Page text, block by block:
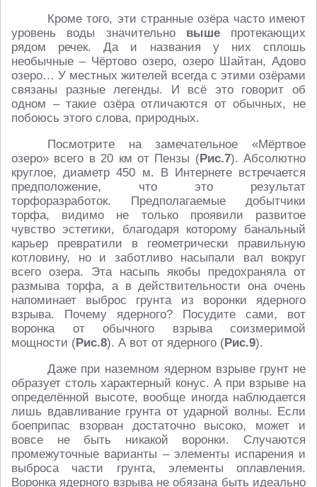
Кроме того, эти странные озёра часто имеют
уровень воды значительно вышепротекающих
рядом речек. Да и названия у них сплошь
необычные – Чёртово озеро, озеро Шайтан, Адово
озеро… У местных жителей всегда с этими озёрами
связаны разные легенды. И всё это говорит об
одном – такие озёра отличаются от обычных, не
побоюсь этого слова, природных.
Посмотрите на замечательное «Мёртвое
озеро» всего в 20 км от Пензы (Рис.7). Абсолютно
круглое, диаметр 450 м. В Интернете встречается
предположение, что это результат
торфоразработок. Предполагаемые добытчики
торфа, видимо не только проявили развитое
чувство эстетики, благодаря которому банальный
карьер превратили в геометрически правильную
котловину, но и заботливо насыпали вал вокруг
всего озера. Эта насыпь якобы предохраняла от
размыва торфа, а в действительности она очень
напоминает выброс грунта из воронки ядерного
взрыва. Почему ядерного? Посудите сами, вот
воронка от обычного взрыва соизмеримой
мощности (Рис.8). А вот от ядерного (Рис.9).
Даже при наземном ядерном взрыве грунт не
образует столь характерный конус. А при взрыве на
определённой высоте, вообще иногда наблюдается
лишь вдавливание грунта от ударной волны. Если
боеприпас взорван достаточно высоко, может и
вовсе не быть никакой воронки. Случаются
промежуточные варианты – элементы испарения и
выброса части грунта, элементы оплавления.
Воронка ядерного взрыва не обязана быть идеально